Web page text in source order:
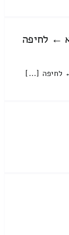
← לחיפה
לחיפה [...]